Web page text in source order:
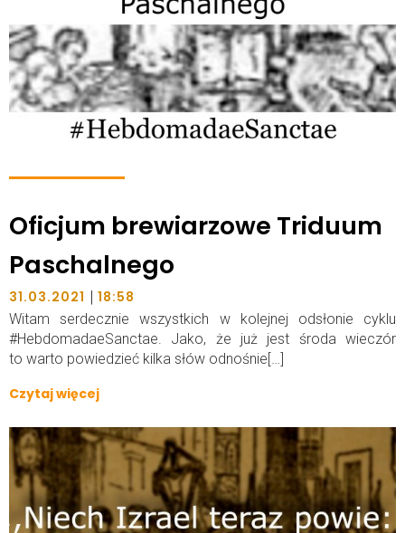
Oficjum brewiarzowe Triduum
Paschalnego
31.03.2021 | 18:58
Witam serdecznie wszystkich w kolejnej odsłonie cyklu
#HebdomadaeSanctae. Jako, że już jest środa wieczór
to warto powiedzieć kilka słów odnośnie[…]
Czytaj więcej